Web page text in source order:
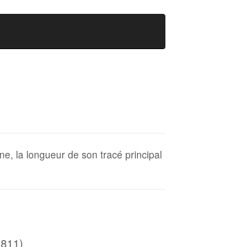
la longueur de son tracé principal